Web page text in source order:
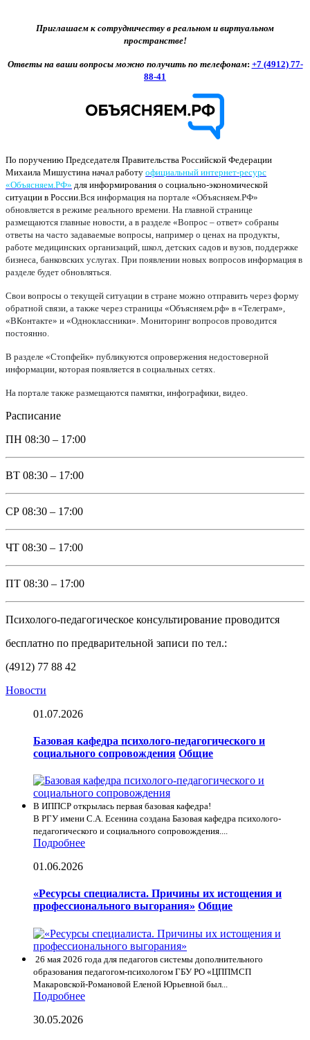
Приглашаем к сотрудничеству в реальном и виртуальном
пространстве!
Ответы на ваши вопросы можно получить по телефонам: +7 (4912) 77-
88-41
По поручению Председателя Правительства Российской Федерации
Михаила Мишустина начал работу официальный интернет-ресурс
«Объясняем.РФ» для информирования о социально-экономической
ситуации в России. Вся информация на портале «Объясняем.РФ»
обновляется в режиме реального времени. На главной странице
размещаются главные новости, а в разделе «Вопрос – ответ» собраны
ответы на часто задаваемые вопросы, например о ценах на продукты,
работе медицинских организаций, школ, детских садов и вузов, поддержке
бизнеса, банковских услугах. При появлении новых вопросов информация в
разделе будет обновляться.
Свои вопросы о текущей ситуации в стране можно отправить через форму
обратной связи, а также через страницы «Объясняем.рф» в «Телеграм»,
«ВКонтакте» и «Одноклассники». Мониторинг вопросов проводится
постоянно.
В разделе «Стопфейк» публикуются опровержения недостоверной
информации, которая появляется в социальных сетях.
На портале также размещаются памятки, инфографики, видео.
Расписание
ПН 08:30 – 17:00
ВТ 08:30 – 17:00
СР 08:30 – 17:00
ЧТ 08:30 – 17:00
ПТ 08:30 – 17:00
Психолого-педагогическое консультирование проводится
бесплатно по предварительной записи по тел.:
(4912) 77 88 42
Новости
01.07.2026
Базовая кафедра психолого-педагогического и
социального сопровождения Общие
В ИППСР открылась первая базовая кафедра!
В РГУ имени С.А. Есенина создана Базовая кафедра психолого-
педагогического и социального сопровождения....
Подробнее
01.06.2026
«Ресурсы специалиста. Причины их истощения и
профессионального выгорания» Общие
26 мая 2026 года для педагогов системы дополнительного
образования педагогом-психологом ГБУ РО «ЦППМСП
Макаровской-Романовой Еленой Юрьевной был...
Подробнее
30.05.2026